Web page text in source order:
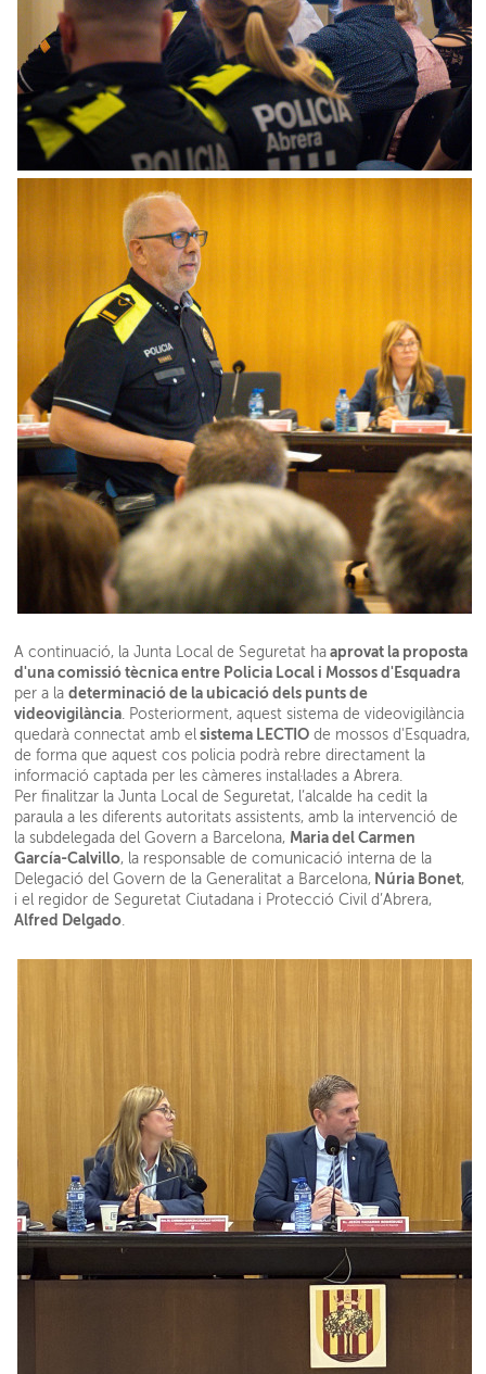
A continuació, la Junta Local de Seguretat ha aprovat la proposta
d'una comissió tècnica entre Policia Local i Mossos d'Esquadra
per a ladeterminació de la ubicació dels punts de
videovigilància. Posteriorment, aquest sistema de videovigilància
quedarà connectat amb el sistema LECTIO de mossos d'Esquadra,
de forma que aquest cos policia podrà rebre directament la
informació captada per les càmeres instal·lades a Abrera.
Per finalitzar la Junta Local de Seguretat, l’alcalde ha cedit la
paraula a les diferents autoritats assistents, amb la intervenció de
la subdelegada del Govern a Barcelona, Maria del Carmen
García-Calvillo, la responsable de comunicació interna de la
Delegació del Govern de la Generalitat a Barcelona, Núria Bonet,
i el regidor de Seguretat Ciutadana i Protecció Civil d’Abrera,
Alfred Delgado.